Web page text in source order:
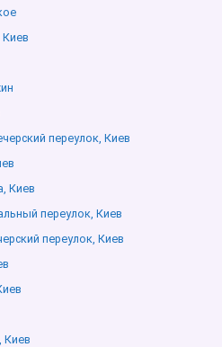
переулок, Киев
Киев
переулок, Киев
переулок, Киев
Киев